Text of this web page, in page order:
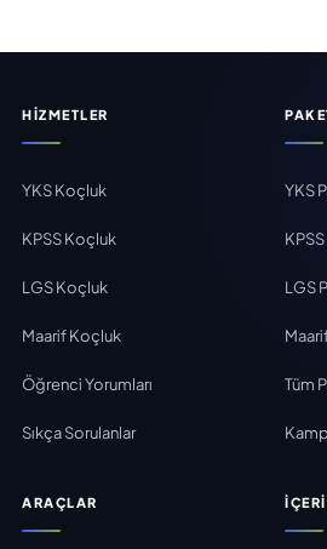
HIZMETLER
YKS Koçluk
KPSS Koçluk
LGS Koçluk
Maarif Koçluk
Öğrenci Yorumları
Sıkça Sorulanlar
YKS
LGS
Tüm
ARAÇLAR